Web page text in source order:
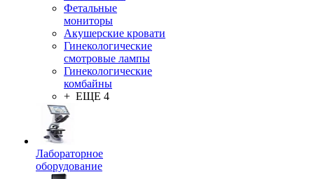
Фетальные
мониторы
Акушерские кровати
Гинекологические
смотровые лампы
Гинекологические
комбайны
+ ЕЩЕ 4
Лабораторное
оборудование